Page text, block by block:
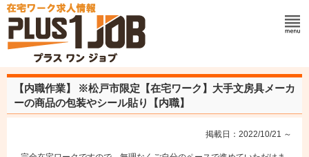
【内職作業】
※松戸市限定【在宅ワーク】大手文房具メーカ
ーの商品の包装やシール貼り【内職】
掲載日：2022/10/21 ～